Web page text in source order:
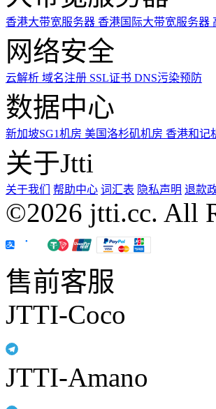
香港大带宽服务器 香港国际大带宽服务器
网络安全
云解析 域名注册 SSL证书 DNS污染预防
数据中心
新加坡SG1机房 美国洛杉矶机房 香港和记
关于Jtti
关于我们 帮助中心 词汇表 隐私声明 退款
©2026 jtti.cc. All
售前客服
JTTI-Coco
JTTI-Amano